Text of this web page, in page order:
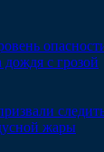
дождя с грозой
жары